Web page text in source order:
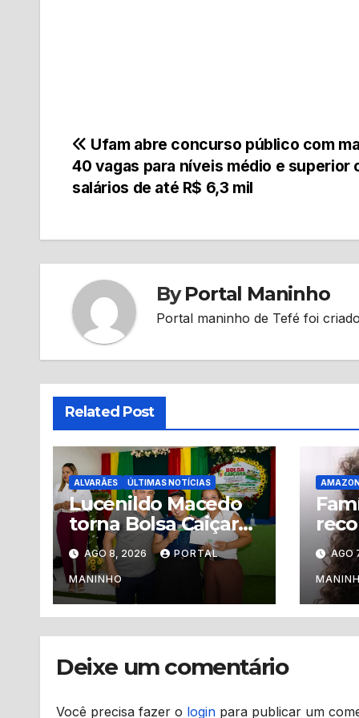
Navegação
de
Ufam abre concurso público com
40 vagas para níveis médio e superior
salários de até R$ 6,3 mil
ByPortal Maninho
Portal maninho de Tefé foi
Related Post
ALVARÃES ÚLTIMAS NOTÍCIAS
Lucenildo Macedo
torna Bolsa Caiçara
permanente e mais
de 200 famílias
recebem novos
cartões em Alvarães
AGO 8, 2026 PORTAL
MANINHO
AGO
Deixe um comentário
Você precisa fazer o login para publicar um